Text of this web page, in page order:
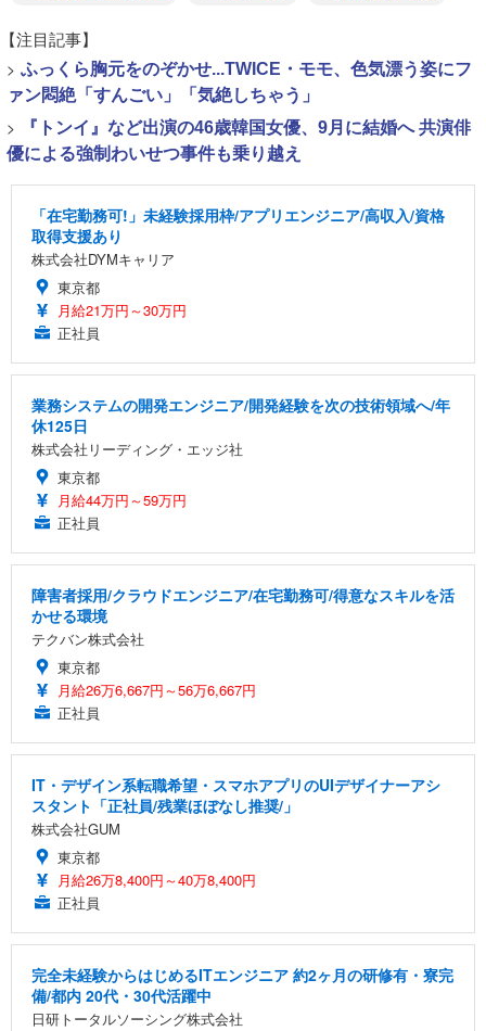
【注目記事】
> ふっくら胸元をのぞかせ...TWICE・モモ、色気漂う姿にフ
ァン悶絶「すんごい」「気絶しちゃう」
>
『トンイ』など出演の46歳韓国女優、9月に結婚へ 共演俳
優による強制わいせつ事件も乗り越え
「在宅勤務可!」未経験採用枠/アプリエンジニア/高収入/資格
取得支援あり
株式会社DYMキャリア
東京都
月給21万円～30万円
正社員
業務システムの開発エンジニア/開発経験を次の技術領域へ/年
休125日
株式会社リーディング・エッジ社
東京都
月給44万円～59万円
正社員
障害者採用/クラウドエンジニア/在宅勤務可/得意なスキルを活
かせる環境
テクバン株式会社
東京都
月給26万6,667円～56万6,667円
正社員
IT・デザイン系転職希望・スマホアプリのUIデザイナーアシ
スタント「正社員/残業ほぼなし推奨/」
株式会社GUM
東京都
月給26万8,400円～40万8,400円
正社員
完全未経験からはじめるITエンジニア 約2ヶ月の研修有・寮完
備/都内 20代・30代活躍中
日研トータルソーシング株式会社